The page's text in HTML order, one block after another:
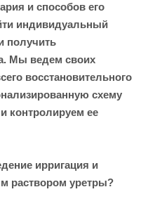
и способов его
индивидуальный
получить
Мы ведем своих
восстановительного
схему
контролируем ее
ирригация и
раствором уретры?